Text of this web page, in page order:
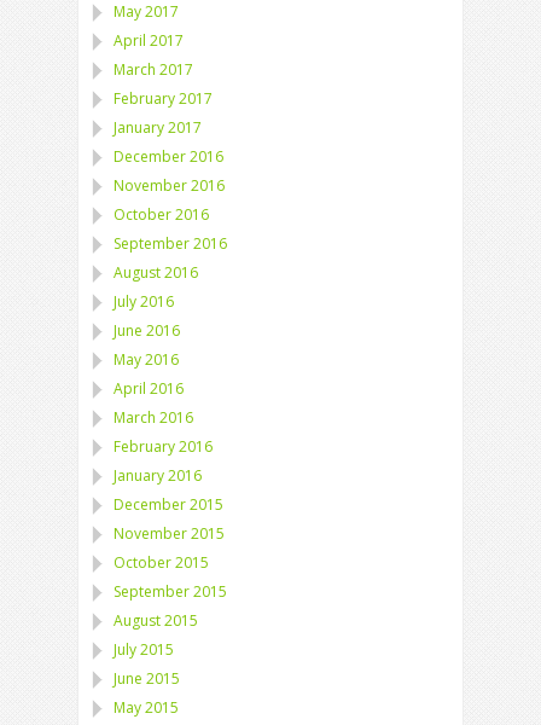
May 2017
April 2017
March 2017
February 2017
January 2017
December 2016
November 2016
October 2016
September 2016
August 2016
July 2016
June 2016
May 2016
April 2016
March 2016
February 2016
January 2016
December 2015
November 2015
October 2015
September 2015
August 2015
July 2015
June 2015
May 2015